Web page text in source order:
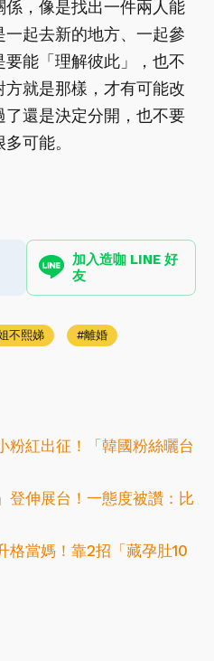
，像是找出一件兩人能
起去新的地方、一起參
能「理解彼此」，也不
就是那樣，才有可能改
還是決定分開，也不要
可能。
加入造咖 LINE 好
友
不熙娣 離婚
粉紅出征！「韓國粉絲曬台
登伸展台！一態度被讚：比
格當媽！靠2招「藏孕肚10